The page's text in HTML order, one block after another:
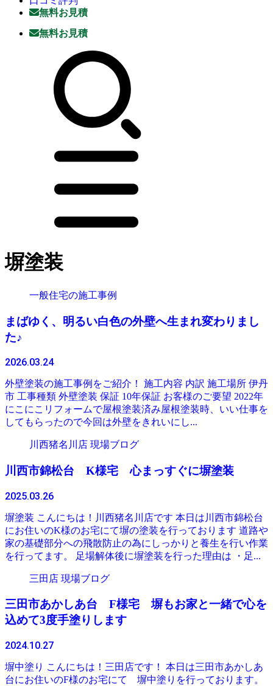
無料お見積
無料お見積
塀塗装
一般住宅の施工事例
まばゆく、明るい白色の外壁へ生まれ変わりまし
た♪
2026.03.24
外壁塗装の施工事例をご紹介！ 施工内容 内訳 施工場所 伊丹
市 工事種類 外壁塗装 保証 10年保証 お客様のご要望 2022年
にこにこリフォームで屋根塗装済み屋根塗装時、いい仕事を
してもらったので今回は外壁をきれいにし...
川西猪名川店 現場ブログ
川西市錦松台 K様宅 心まっすぐに塀塗装
2025.03.26
塀塗装 こんにちは！川西猪名川店です 本日は川西市錦松台
にお住いのK様のお宅にて塀の塗装を行っております 道路や
家の基礎部分への飛散防止の為にしっかりと養生を行い作業
を行ってます。 足場解体後に塀塗装を行った理由は ・足...
三田店 現場ブログ
三田市あかしあ台 F様宅 塀もお家と一緒で心を
込めて3度手塗りします
2024.10.27
塀中塗り こんにちは！三田店です！ 本日は三田市あかしあ
台にお住いのF様のお宅にて 塀中塗りを行っております。